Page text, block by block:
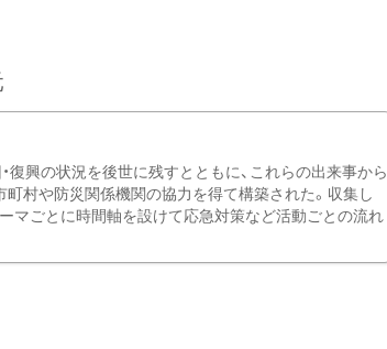
興の状況を後世に残すとともに、これらの出来事から
村や防災関係機関の協力を得て構築された。収集し
マごとに時間軸を設けて応急対策など活動ごとの流れ